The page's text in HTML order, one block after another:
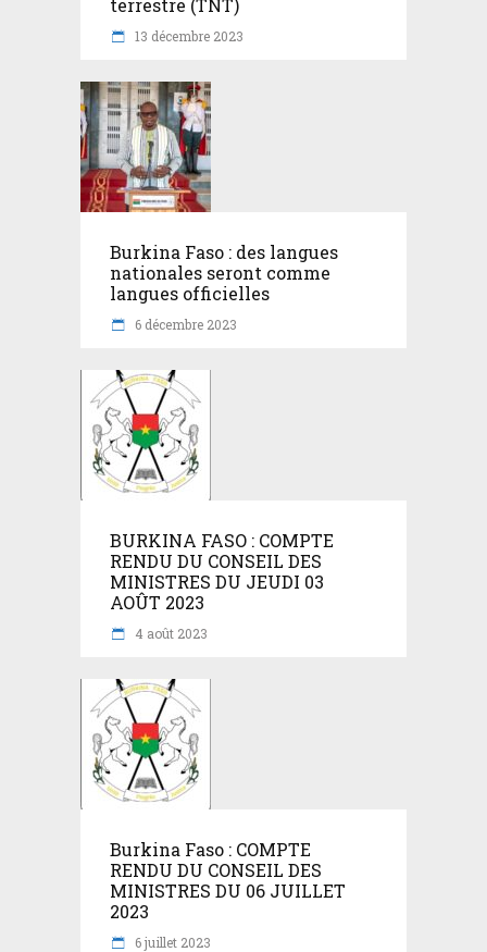
terrestre (TNT)
13 décembre 2023
Burkina Faso : des langues
nationales seront comme
langues officielles
6 décembre 2023
BURKINA FASO : COMPTE
RENDU DU CONSEIL DES
MINISTRES DU JEUDI 03
AOÛT 2023
4 août 2023
Burkina Faso : COMPTE
RENDU DU CONSEIL DES
MINISTRES DU 06 JUILLET
2023
6 juillet 2023